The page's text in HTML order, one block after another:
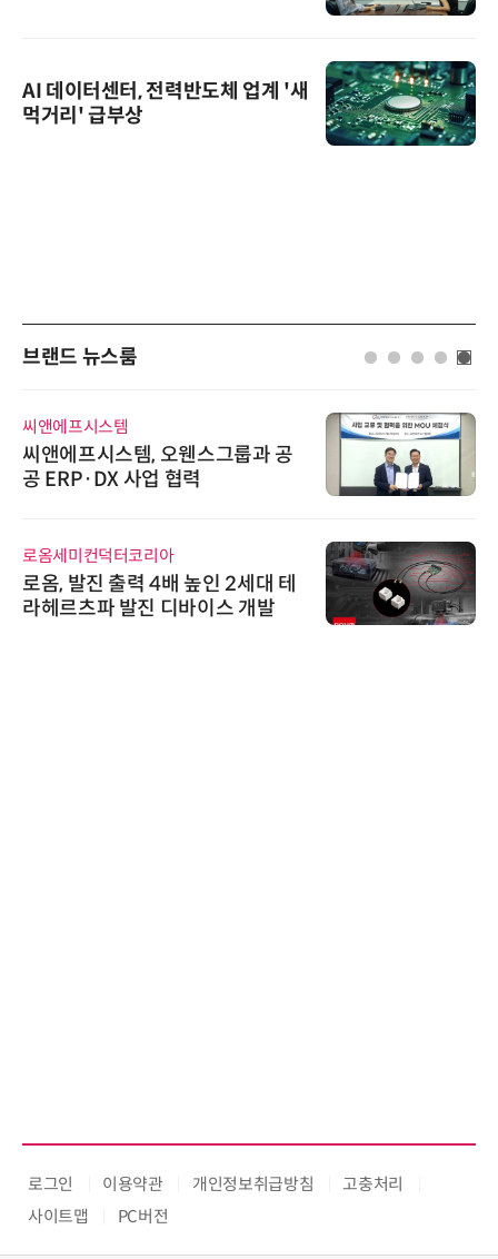
AI 데이터센터, 전력반도체 업계 '새
먹거리' 급부상
브랜드 뉴스룸
씨앤에프시스템
씨앤에프시스템, 오웬스그룹과 공
공 ERP·DX 사업 협력
로옴세미컨덕터코리아
로옴, 발진 출력 4배 높인 2세대 테
라헤르츠파 발진 디바이스 개발
로그인 이용약관 개인정보취급방침
고충처리
사이트맵
PC버전